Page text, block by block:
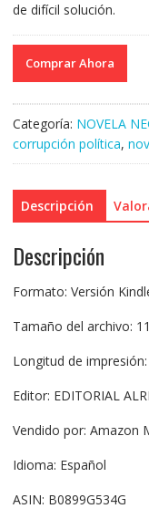
de difícil solución.
Comprar Ahora
Categoría: NOVELA
corrupción política,
Descripción
Descripción
Formato: Versión
Tamaño del archivo:
Longitud de
Editor: EDITORIAL
Vendido por: Amazon
Idioma: Español
ASIN: B0899G534G